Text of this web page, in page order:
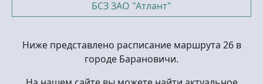
БСЗ ЗАО "Атлант"
Ниже представлено расписание маршрута 26 в
городе Барановичи.